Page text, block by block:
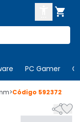

PC Gamer
>Código 592372
